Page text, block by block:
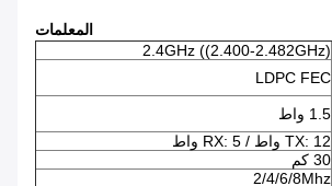
المعلمات
2.4GHz ((2.400-2.482GHz)
LDPC FEC
1.5 واط
TX: 12 واط / RX: 5 واط
30 كم
2/4/6/8Mhz